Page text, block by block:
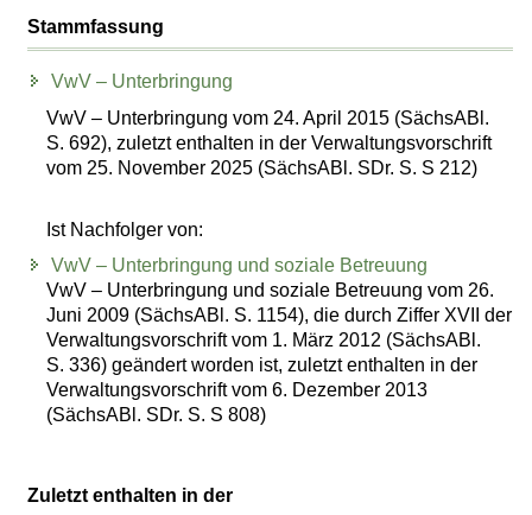
Stammfassung
VwV – Unterbringung
VwV – Unterbringung vom 24. April 2015 (SächsABl.
S. 692), zuletzt enthalten in der Verwaltungsvorschrift
vom 25. November 2025 (SächsABl. SDr. S. S 212)
Ist Nachfolger von:
VwV – Unterbringung und soziale Betreuung
VwV – Unterbringung und soziale Betreuung vom 26.
Juni 2009 (SächsABl. S. 1154), die durch Ziffer XVII der
Verwaltungsvorschrift vom 1. März 2012 (SächsABl.
S. 336) geändert worden ist, zuletzt enthalten in der
Verwaltungsvorschrift vom 6. Dezember 2013
(SächsABl. SDr. S. S 808)
Zuletzt enthalten in der